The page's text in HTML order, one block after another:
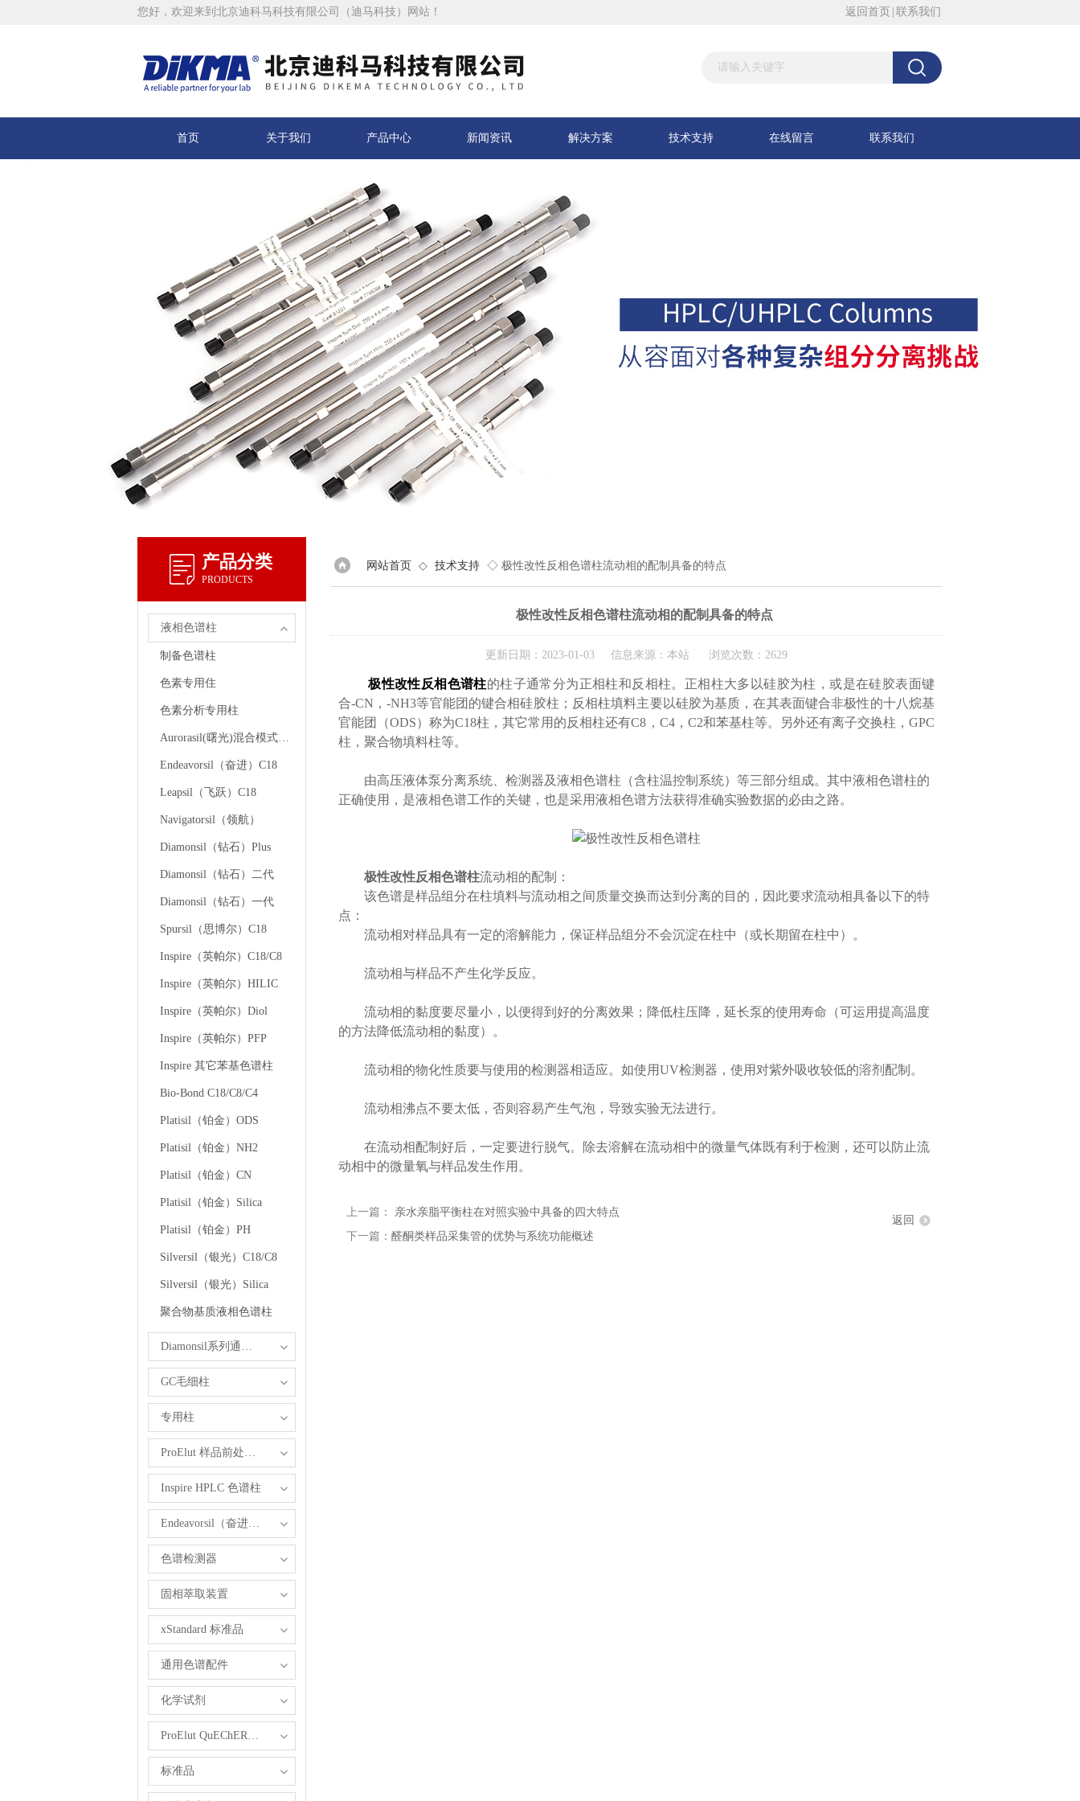
您好，欢迎来到北京迪科马科技有限公司（迪马科技）网站！ 返回首页 联系我们
首页 关于我们 产品中心 新闻资讯 解决方案 技术支持 在线留言 联系我们
产品分类
PRODUCTS
液相色谱柱
制备色谱柱
色素专用住
色素分析专用柱
Aurorasil(曙光)混合模式液相色谱柱
Endeavorsil（奋进）C18
Leapsil（飞跃）C18
Navigatorsil（领航）
Diamonsil（钻石）Plus
Diamonsil（钻石）二代
Diamonsil（钻石）一代
Spursil（思博尔）C18
Inspire（英帕尔）C18/C8
Inspire（英帕尔）HILIC
Inspire（英帕尔）Diol
Inspire（英帕尔）PFP
Inspire 其它苯基色谱柱
Bio-Bond C18/C8/C4
Platisil（铂金）ODS
Platisil（铂金）NH2
Platisil（铂金）CN
Platisil（铂金）Silica
Platisil（铂金）PH
Silversil（银光）C18/C8
Silversil（银光）Silica
聚合物基质液相色谱柱
Diamonsil系列通用型反相色谱柱
GC毛细柱
专用柱
ProElut 样品前处理产品
Inspire HPLC 色谱柱
Endeavorsil（奋进）1.8 µm UHPLC柱
色谱检测器
固相萃取装置
xStandard 标准品
通用色谱配件
化学试剂
ProElut QuEChERS 产品
标准品
网站首页 ◇ 技术支持 ◇ 极性改性反相色谱柱流动相的配制具备的特点
极性改性反相色谱柱流动相的配制具备的特点
更新日期：2023-01-03 信息来源：本站 浏览次数：2629
极性改性反相色谱柱的柱子通常分为正相柱和反相柱。正相柱大多以硅胶为柱，或是在硅胶表面键
合-CN，-NH3等官能团的键合相硅胶柱；反相柱填料主要以硅胶为基质，在其表面键合非极性的十八烷基
官能团（ODS）称为C18柱，其它常用的反相柱还有C8，C4，C2和苯基柱等。另外还有离子交换柱，GPC
柱，聚合物填料柱等。
由高压液体泵分离系统、检测器及液相色谱柱（含柱温控制系统）等三部分组成。其中液相色谱柱的
正确使用，是液相色谱工作的关键，也是采用液相色谱方法获得准确实验数据的必由之路。
极性改性反相色谱柱流动相的配制：
该色谱是样品组分在柱填料与流动相之间质量交换而达到分离的目的，因此要求流动相具备以下的特
点：
流动相对样品具有一定的溶解能力，保证样品组分不会沉淀在柱中（或长期留在柱中）。
流动相与样品不产生化学反应。
流动相的黏度要尽量小，以便得到好的分离效果；降低柱压降，延长泵的使用寿命（可运用提高温度
的方法降低流动相的黏度）。
流动相的物化性质要与使用的检测器相适应。如使用UV检测器，使用对紫外吸收较低的溶剂配制。
流动相沸点不要太低，否则容易产生气泡，导致实验无法进行。
在流动相配制好后，一定要进行脱气。除去溶解在流动相中的微量气体既有利于检测，还可以防止流
动相中的微量氧与样品发生作用。
上一篇： 亲水亲脂平衡柱在对照实验中具备的四大特点
下一篇： 醛酮类样品采集管的优势与系统功能概述
返回